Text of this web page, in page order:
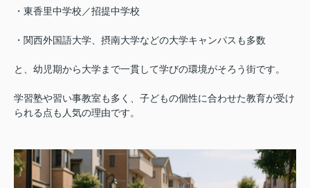
・東香里中学校／招提中学校
・関西外国語大学、摂南大学などの大学キャンパスも多数
と、幼児期から大学まで一貫して学びの環境がそろう街です。
学習塾や習い事教室も多く、子どもの個性に合わせた教育が受け
られる点も人気の理由です。